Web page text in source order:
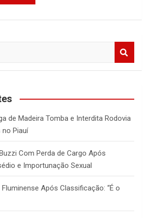
de Madeira Tomba e Interdita Rodovia
no Piauí
Com Perda de Cargo Após
e Importunação Sexual
Após Classificação: “É o